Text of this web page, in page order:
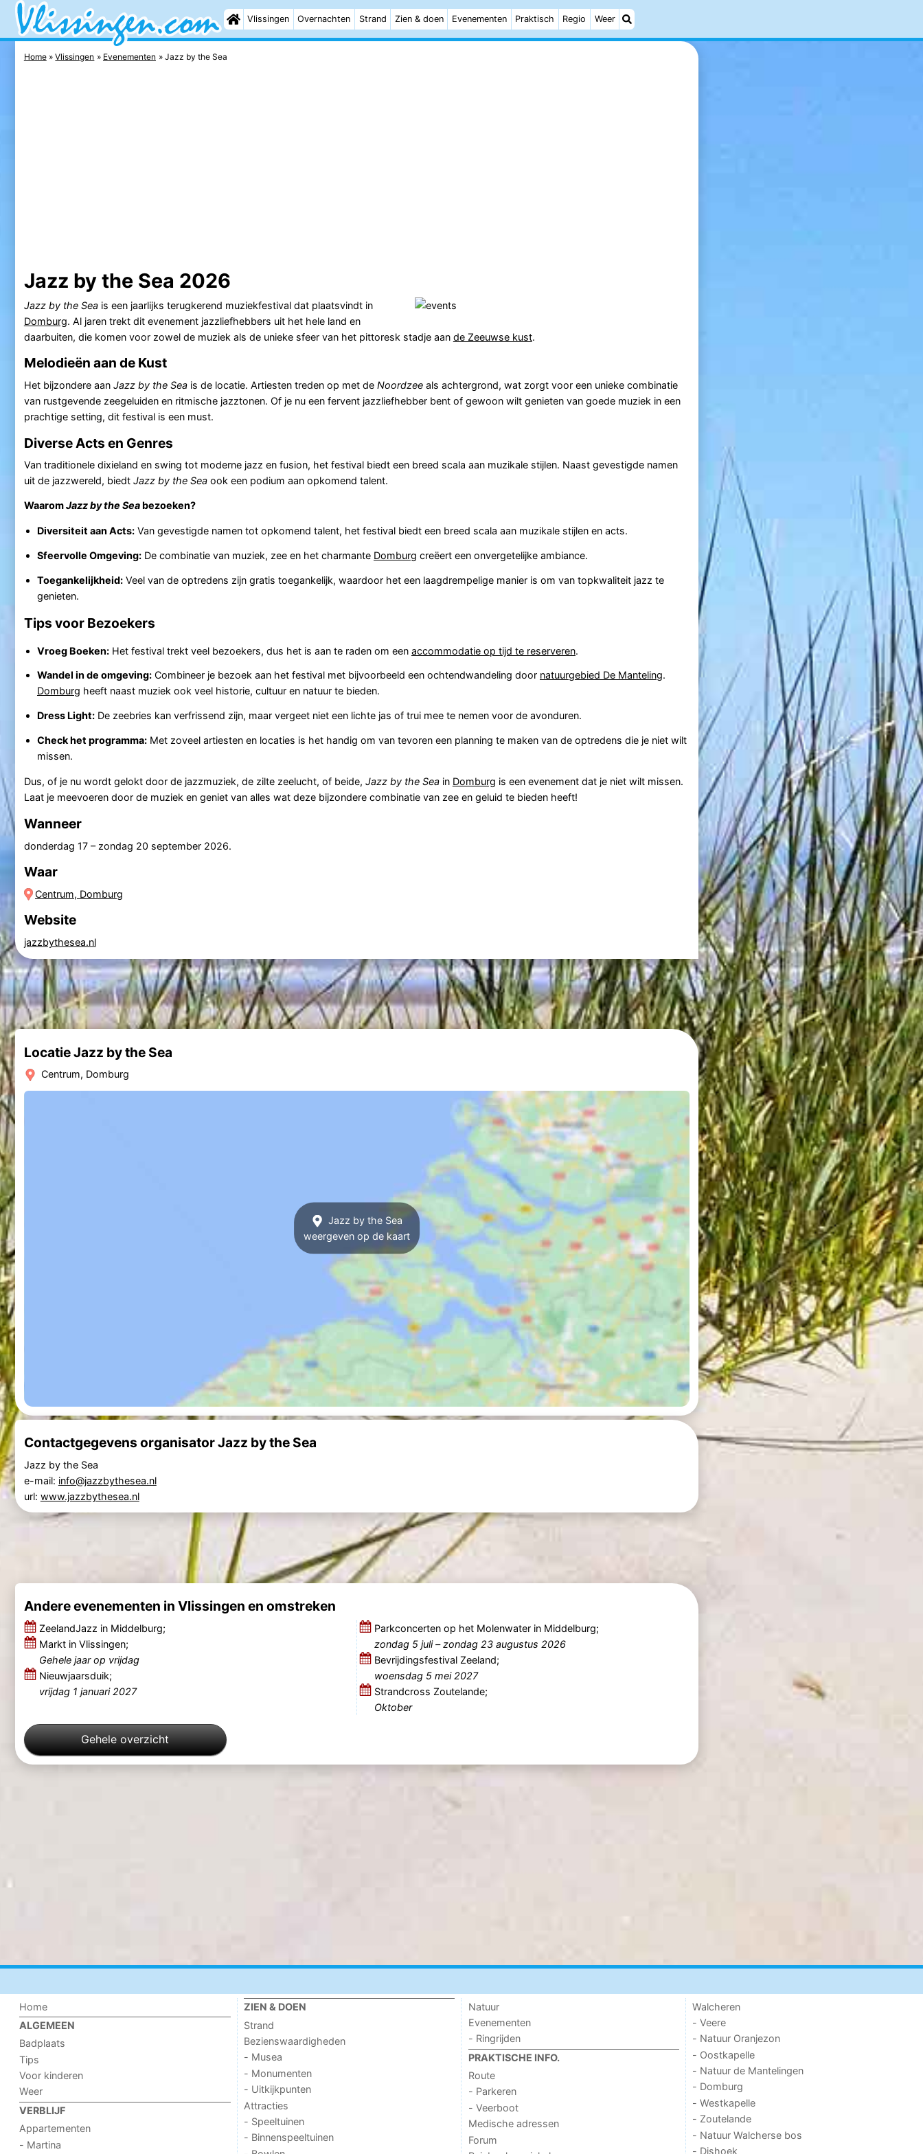
Vlissingen Overnachten Strand Zien & doen Evenementen Praktisch Regio Weer
Home Vlissingen Evenementen Jazz by the Sea
Jazz by the Sea 2026
Jazz by the Seais een jaarlijks terugkerend muziekfestival dat plaatsvindt in
Domburg. Al jaren trekt dit evenement jazzliefhebbers uit het hele land en
daarbuiten, die komen voor zowel de muziek als de unieke sfeer van het pittoresk stadje aan de Zeeuwse kust.
Melodieën aan de Kust
Het bijzondere aan Jazz by the Seais de locatie. Artiesten treden op met de Noordzeeals achtergrond, wat zorgt voor een unieke combinatie
van rustgevende zeegeluiden en ritmische jazztonen. Of je nu een fervent jazzliefhebber bent of gewoon wilt genieten van goede muziek in een
prachtige setting, dit festival is een must.
Diverse Acts en Genres
Van traditionele dixieland en swing tot moderne jazz en fusion, het festival biedt een breed scala aan muzikale stijlen. Naast gevestigde namen
uit de jazzwereld, biedt Jazz by the Seaook een podium aan opkomend talent.
WaaromJazz by the Seabezoeken?
Diversiteit aan Acts:Van gevestigde namen tot opkomend talent, het festival biedt een breed scala aan muzikale stijlen en acts.
Sfeervolle Omgeving:De combinatie van muziek, zee en het charmante Domburg creëert een onvergetelijke ambiance.
Toegankelijkheid:Veel van de optredens zijn gratis toegankelijk, waardoor het een laagdrempelige manier is om van topkwaliteit jazz te
genieten.
Tips voor Bezoekers
Vroeg Boeken:Het festival trekt veel bezoekers, dus het is aan te raden om een accommodatie op tijd te reserveren.
Wandel in de omgeving:Combineer je bezoek aan het festival met bijvoorbeeld een ochtendwandeling door natuurgebied De Manteling.
Domburg heeft naast muziek ook veel historie, cultuur en natuur te bieden.
Dress Light:De zeebries kan verfrissend zijn, maar vergeet niet een lichte jas of trui mee te nemen voor de avonduren.
Check het programma:Met zoveel artiesten en locaties is het handig om van tevoren een planning te maken van de optredens die je niet wilt
missen.
Dus, of je nu wordt gelokt door de jazzmuziek, de zilte zeelucht, of beide, Jazz by the Seain Domburg is een evenement dat je niet wilt missen.
Laat je meevoeren door de muziek en geniet van alles wat deze bijzondere combinatie van zee en geluid te bieden heeft!
Wanneer
donderdag 17– zondag 20 september 2026.
Waar
Centrum, Domburg
Website
jazzbythesea.nl
Locatie Jazz by the Sea
Centrum, Domburg
Jazz by the Sea
weergeven op de kaart
Contactgegevens organisator Jazz by the Sea
Jazz by the Sea
e-mail: info@jazzbythesea.nl
url: www.jazzbythesea.nl
Andere evenementen in Vlissingen en omstreken
ZeelandJazz in Middelburg;
Markt in Vlissingen;
Gehele jaar op vrijdag
Nieuwjaarsduik;
vrijdag 1 januari 2027
Parkconcerten op het Molenwater in Middelburg;
zondag 5 juli–zondag 23 augustus 2026
Bevrijdingsfestival Zeeland;
woensdag 5 mei 2027
Strandcross Zoutelande;
Oktober
Gehele overzicht
Home
ALGEMEEN
Badplaats
Tips
Voor kinderen
Weer
VERBLIJF
Appartementen
- Martina
ZIEN & DOEN
Strand
Bezienswaardigheden
- Musea
- Monumenten
- Uitkijkpunten
Attracties
- Speeltuinen
- Binnenspeeltuinen
Natuur
Evenementen
- Ringrijden
PRAKTISCHE INFO.
Route
- Parkeren
- Veerboot
Medische adressen
Forum
Walcheren
- Veere
- Natuur Oranjezon
- Oostkapelle
- Natuur de Mantelingen
- Domburg
- Westkapelle
- Zoutelande
- Natuur Walcherse bos
- Dishoek